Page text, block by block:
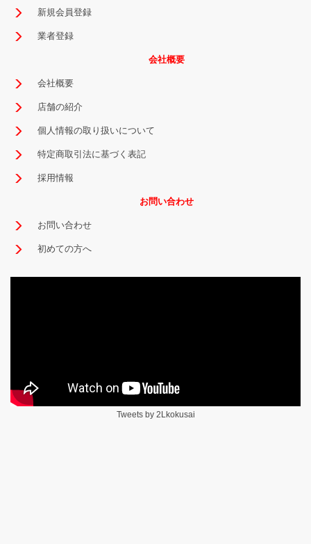
新規会員登録
業者登録
会社概要
会社概要
店舗の紹介
個人情報の取り扱いについて
特定商取引法に基づく表記
採用情報
お問い合わせ
お問い合わせ
初めての方へ
Tweets by 2Lkokusai